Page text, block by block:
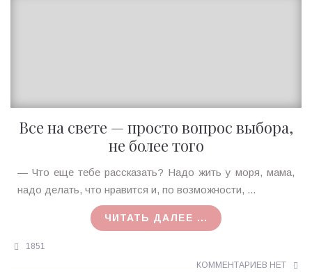
Все на свете — просто вопрос выбора,
не более того
Ирина
MagicTantra
— Что еще тебе рассказать? Надо жить у моря, мама,
надо делать, что нравится и, по возможности, ...
ЧИТАТЬ ДАЛЕЕ ...
1851
КОММЕНТАРИЕВ НЕТ